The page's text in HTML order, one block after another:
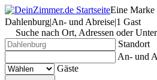
Eine Marke
Dahlenburg|An- und Abreise|1 Gast
Suche nach Ort, Adressen oder
Standort
An- und
Gäste